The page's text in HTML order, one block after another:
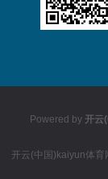
Powered by 开云
开云(中国)kaiyun体育